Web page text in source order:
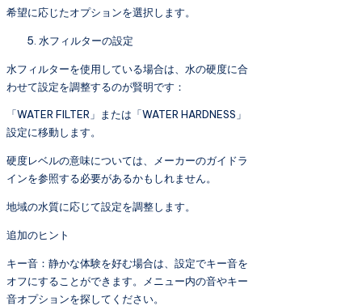
希望に応じたオプションを選択します。
水フィルターの設定
水フィルターを使用している場合は、水の硬度に合
わせて設定を調整するのが賢明です：
「WATER FILTER」または「WATER HARDNESS」
設定に移動します。
硬度レベルの意味については、メーカーのガイドラ
インを参照する必要があるかもしれません。
地域の水質に応じて設定を調整します。
追加のヒント
キー音：静かな体験を好む場合は、設定でキー音を
オフにすることができます。メニュー内の音やキー
音オプションを探してください。